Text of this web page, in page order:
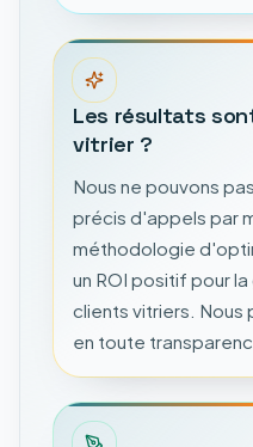
Les résultats
vitrier ?
Nous ne pouvons
précis d'appels par
méthodologie
un ROI positif pour
clients vitriers. Nous
en toute